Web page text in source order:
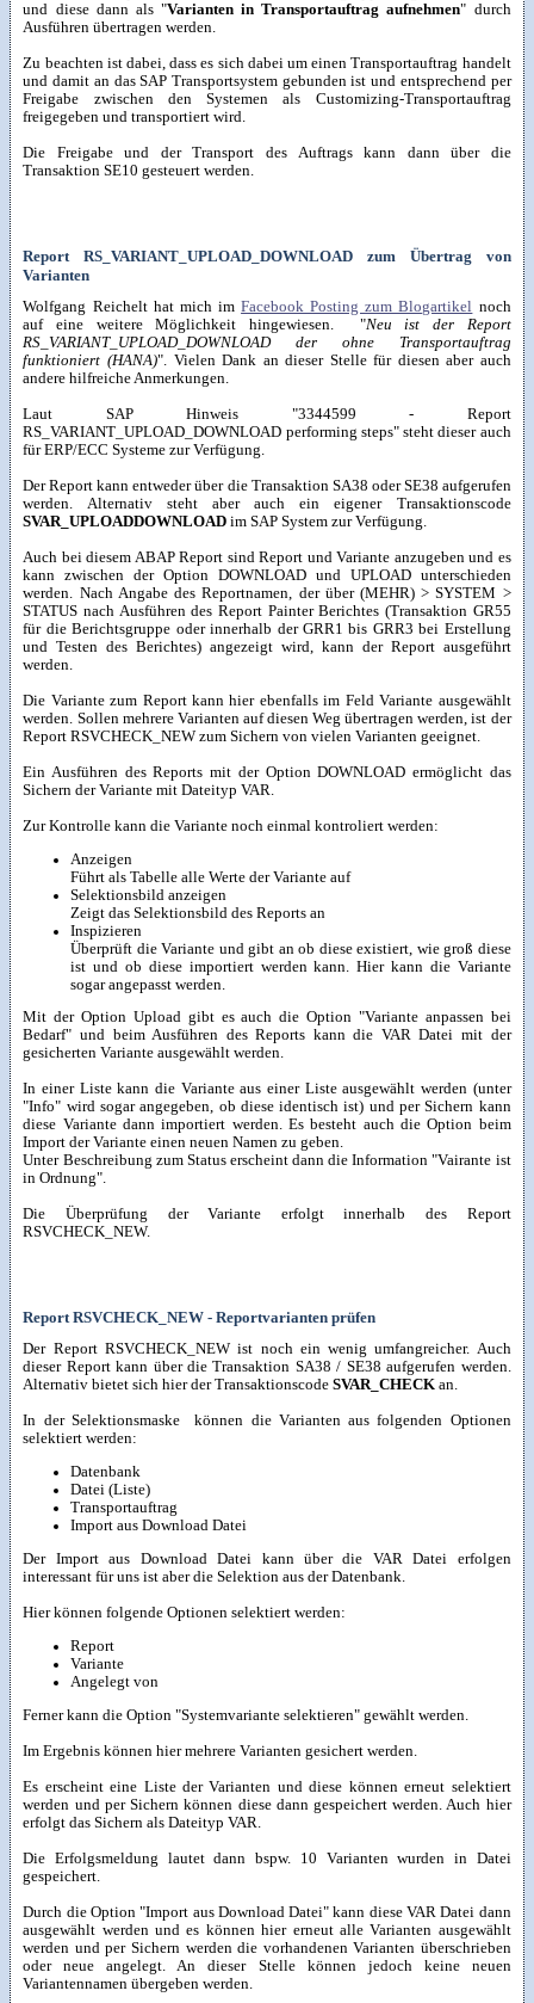
und diese dann als "Varianten in Transportauftrag aufnehmen" durch
Ausführen übertragen werden.
Zu beachten ist dabei, dass es sich dabei um einen Transportauftrag handelt
und damit an das SAP Transportsystem gebunden ist und entsprechend per
Freigabe zwischen den Systemen als Customizing-Transportauftrag
freigegeben und transportiert wird.
Die Freigabe und der Transport des Auftrags kann dann über die
Transaktion SE10 gesteuert werden.
Report RS_VARIANT_UPLOAD_DOWNLOAD zum Übertrag von
Varianten
Wolfgang Reichelt hat mich imFacebook Posting zum Blogartikel noch
auf eine weitere Möglichkeit hingewiesen. "Neu ist der Report
RS_VARIANT_UPLOAD_DOWNLOAD der ohne Transportauftrag
funktioniert (HANA)". Vielen Dank an dieser Stelle für diesen aber auch
andere hilfreiche Anmerkungen.
Laut SAP Hinweis "3344599 - Report
RS_VARIANT_UPLOAD_DOWNLOAD performing steps" steht dieser auch
für ERP/ECC Systeme zur Verfügung.
Der Report kann entweder über die Transaktion SA38 oder SE38 aufgerufen
werden. Alternativ steht aber auch ein eigener Transaktionscode
SVAR_UPLOADDOWNLOAD im SAP System zur Verfügung.
Auch bei diesem ABAP Report sind Report und Variante anzugeben und es
kann zwischen der Option DOWNLOAD und UPLOAD unterschieden
werden. Nach Angabe des Reportnamen, der über (MEHR) > SYSTEM >
STATUS nach Ausführen des Report Painter Berichtes (Transaktion GR55
für die Berichtsgruppe oder innerhalb der GRR1 bis GRR3 bei Erstellung
und Testen des Berichtes) angezeigt wird, kann der Report ausgeführt
werden.
Die Variante zum Report kann hier ebenfalls im Feld Variante ausgewählt
werden. Sollen mehrere Varianten auf diesen Weg übertragen werden, ist der
Report RSVCHECK_NEW zum Sichern von vielen Varianten geeignet.
Ein Ausführen des Reports mit der Option DOWNLOAD ermöglicht das
Sichern der Variante mit Dateityp VAR.
Zur Kontrolle kann die Variante noch einmal kontroliert werden:
Anzeigen
Führt als Tabelle alle Werte der Variante auf
Selektionsbild anzeigen
Zeigt das Selektionsbild des Reports an
Inspizieren
Überprüft die Variante und gibt an ob diese existiert, wie groß diese
ist und ob diese importiert werden kann. Hier kann die Variante
sogar angepasst werden.
Mit der Option Upload gibt es auch die Option "Variante anpassen bei
Bedarf" und beim Ausführen des Reports kann die VAR Datei mit der
gesicherten Variante ausgewählt werden.
In einer Liste kann die Variante aus einer Liste ausgewählt werden (unter
"Info" wird sogar angegeben, ob diese identisch ist) und per Sichern kann
diese Variante dann importiert werden. Es besteht auch die Option beim
Import der Variante einen neuen Namen zu geben.
Unter Beschreibung zum Status erscheint dann die Information "Vairante ist
in Ordnung".
Die Überprüfung der Variante erfolgt innerhalb des Report
RSVCHECK_NEW.
Report RSVCHECK_NEW - Reportvarianten prüfen
Der Report RSVCHECK_NEW ist noch ein wenig umfangreicher. Auch
dieser Report kann über die Transaktion SA38 / SE38 aufgerufen werden.
Alternativ bietet sich hier der TransaktionscodeSVAR_CHECK an.
In der Selektionsmaske können die Varianten aus folgenden Optionen
selektiert werden:
Datenbank
Datei (Liste)
Transportauftrag
Import aus Download Datei
Der Import aus Download Datei kann über die VAR Datei erfolgen
interessant für uns ist aber die Selektion aus der Datenbank.
Hier können folgende Optionen selektiert werden:
Report
Variante
Angelegt von
Ferner kann die Option "Systemvariante selektieren" gewählt werden.
Im Ergebnis können hier mehrere Varianten gesichert werden.
Es erscheint eine Liste der Varianten und diese können erneut selektiert
werden und per Sichern können diese dann gespeichert werden. Auch hier
erfolgt das Sichern als Dateityp VAR.
Die Erfolgsmeldung lautet dann bspw. 10 Varianten wurden in Datei
gespeichert.
Durch die Option "Import aus Download Datei" kann diese VAR Datei dann
ausgewählt werden und es können hier erneut alle Varianten ausgewählt
werden und per Sichern werden die vorhandenen Varianten überschrieben
oder neue angelegt. An dieser Stelle können jedoch keine neuen
Variantennamen übergeben werden.